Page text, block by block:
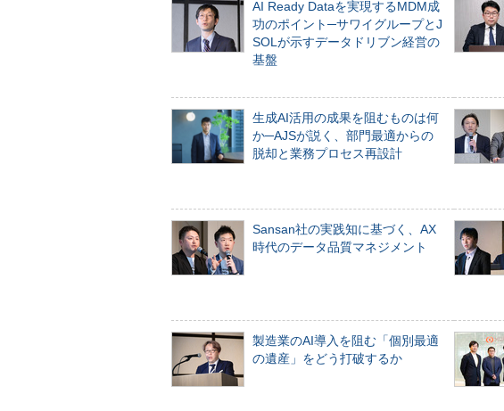
AI Ready Dataを実現するMDM成
功のポイント─サワイグループとJ
SOLが示すデータドリブン経営の
基盤
生成AI活用の成果を阻むものは何
か─AJSが説く、部門最適からの
脱却と業務プロセス再設計
Sansan社の実践知に基づく、AX
時代のデータ品質マネジメント
製造業のAI導入を阻む「個別最適
の遺産」をどう打破するか